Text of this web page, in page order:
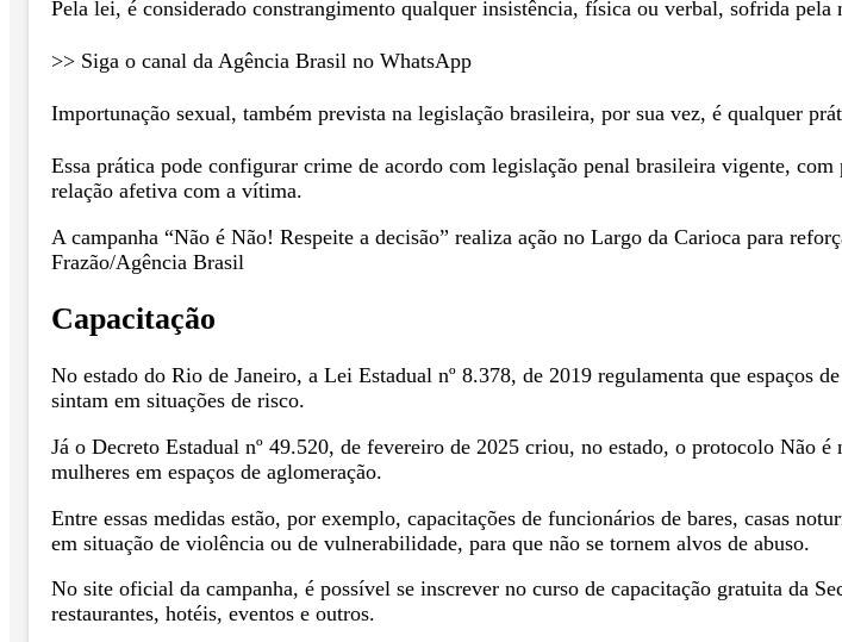
Pela lei, é considerado constrangimento qualquer insistência, física ou verbal, sofrida
>> Siga o canal da Agência Brasil no WhatsApp
Importunação sexual, também prevista na legislação brasileira, por sua vez, é qualquer
Essa prática pode configurar crime de acordo com legislação penal brasileira vigente,
relação afetiva com a vítima.
A campanha “Não é Não! Respeite a decisão” realiza ação no Largo da Carioca para
Frazão/Agência Brasil
Capacitação
No estado do Rio de Janeiro, a Lei Estadual nº 8.378, de 2019 regulamenta que espaços
sintam em situações de risco.
Já o Decreto Estadual nº 49.520, de fevereiro de 2025 criou, no estado, o protocolo Não
mulheres em espaços de aglomeração.
Entre essas medidas estão, por exemplo, capacitações de funcionários de bares, casas
em situação de violência ou de vulnerabilidade, para que não se tornem alvos de abuso.
No site oficial da campanha, é possível se inscrever no curso de capacitação gratuita da
restaurantes, hotéis, eventos e outros.